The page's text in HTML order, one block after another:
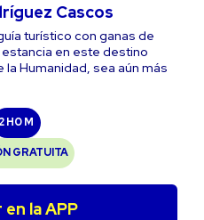
Cascos
turístico con ganas de
en este destino
la Humanidad, sea aún más
2 H0 M
GRATUITA
la APP